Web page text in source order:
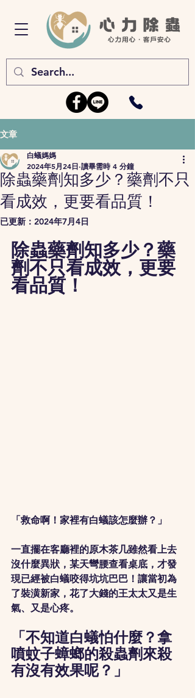
文章
除蟲藥劑知多少？藥劑不只
看成效，更要看品質！
白蟻媽媽
2024年5月24日 讀畢需時 4 分鐘
已更新： 2024年7月4日
除蟲藥劑知多少？藥
劑不只看成效，更要
看品質！
「救命啊！家裡有白蟻該怎麼辦？」
一直擺在客廳裡的原木茶几雖然看上去
沒什麼異狀，某天彎腰查看桌底，才發
現已經被白蟻咬得坑坑巴巴！讓當初為
了裝潢新家，花了大錢的王太太又是生
氣、又是心疼。
「不知道白蟻怕什麼？拿
噴蚊子蟑螂的殺蟲劑來殺
有沒有效果呢？」